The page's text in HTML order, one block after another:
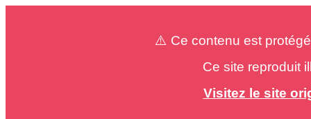
⚠️ Ce contenu est
Ce site reproduit
Visitez le site